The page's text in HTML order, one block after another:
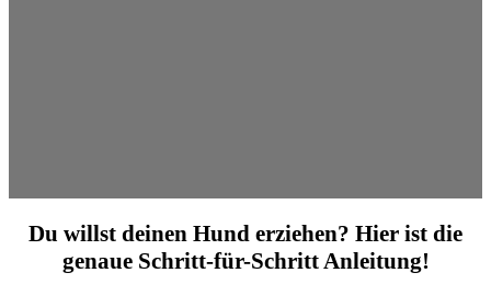
Du willst deinen Hund erziehen? Hier ist die
genaue Schritt-für-Schritt Anleitung!